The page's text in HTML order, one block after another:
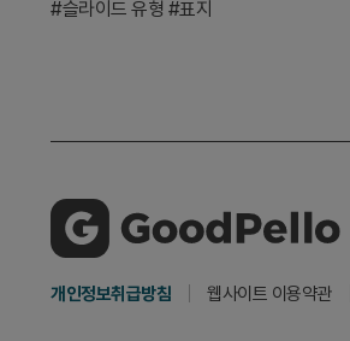
#슬라이드 유형 #표지
개인정보취급방침 웹사이트 이용약관